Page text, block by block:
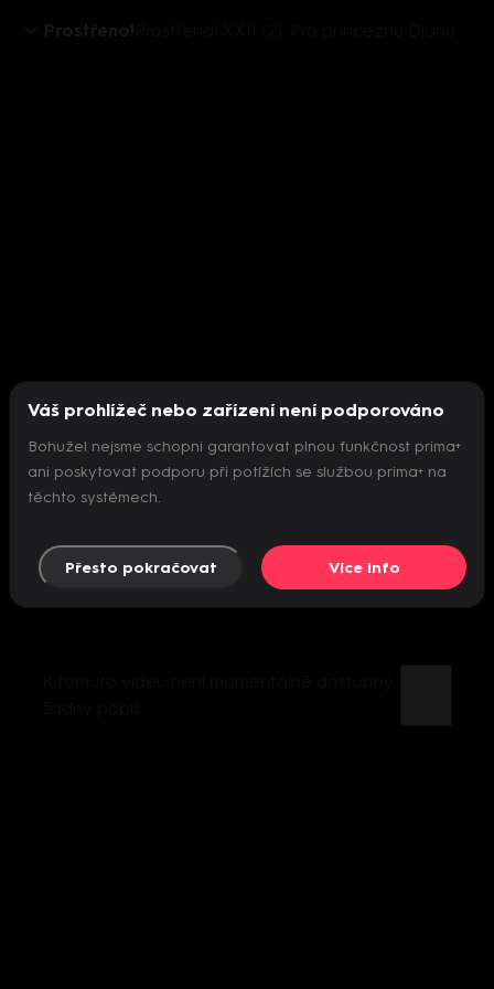
Prostřeno!
Nepodařilo se inicializovat přehrávač
Váš prohlížeč nebo zařízení není podporováno
Bohužel nejsme schopni garantovat plnou funkčnost prima+
ani poskytovat podporu při potížích se službou prima+ na
těchto systémech.
Přesto pokračovat Více info